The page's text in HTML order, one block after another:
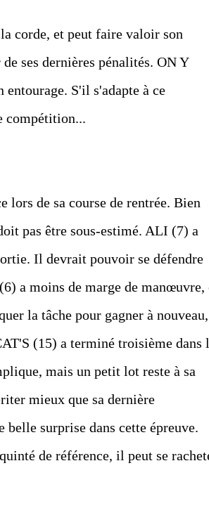
corde, et peut faire valoir son
ses dernières pénalités. ON Y
S'il s'adapte à ce
compétition...
lors de sa course de rentrée. Bien
pas être sous-estimé. ALI (7) a
Il devrait pouvoir se défendre
a moins de marge de manœuvre,
la tâche pour gagner à nouveau,
(15) a terminé troisième dans
mais un petit lot reste à sa
mieux que sa dernière
surprise dans cette épreuve.
de référence, il peut se